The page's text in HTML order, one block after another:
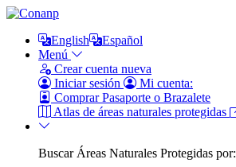
English
Español
Menú
Crear cuenta nueva
Iniciar sesión
Mi cuenta:
Comprar Pasaporte o Brazalete
Atlas de áreas naturales protegidas
Buscar Áreas Naturales Protegidas por: